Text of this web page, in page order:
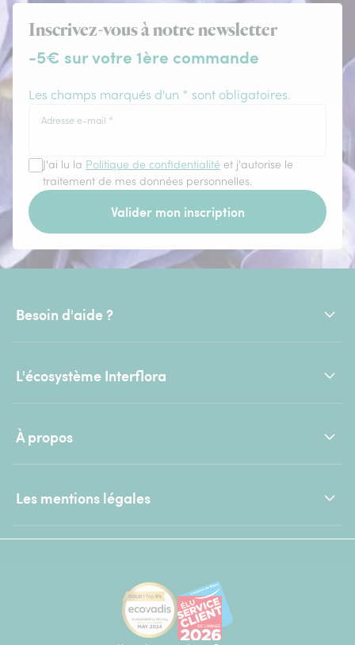
Inscrivez-vous à notre newsletter
-5€ sur votre 1ère commande
Les champs marqués d'un * sont obligatoires.
Adresse e-mail *
J'ai lu la Politique de confidentialité et j'autorise le
traitement de mes données personnelles.
Valider mon inscription
Besoin d'aide ?
L'écosystème Interflora
À propos
Les mentions légales